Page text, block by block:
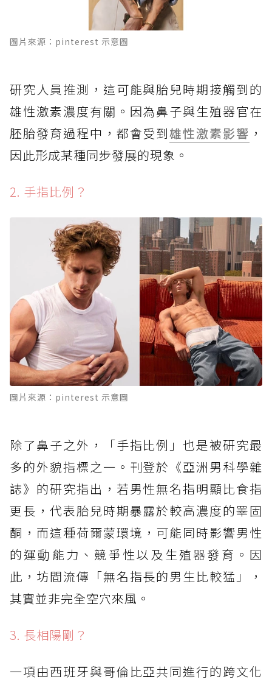
圖片來源：pinterest 示意圖
研究人員推測，這可能與胎兒時期接觸到的
雄性激素濃度有關。因為鼻子與生殖器官在
胚胎發育過程中，都會受到雄性激素影響 ，
因此形成某種同步發展的現象。
2. 手指比例？
圖片來源：pinterest 示意圖
除了鼻子之外，「手指比例」也是被研究最
多的外貌指標之一。刊登於《亞洲男科學雜
誌》的研究指出，若男性無名指明顯比食指
更長，代表胎兒時期暴露於較高濃度的睪固
酮，而這種荷爾蒙環境，可能同時影響男性
的運動能力、競爭性以及生殖器發育。因
此，坊間流傳「無名指長的男生比較猛」，
其實並非完全空穴來風。
3. 長相陽剛？
一項由西班牙與哥倫比亞共同進行的跨文化